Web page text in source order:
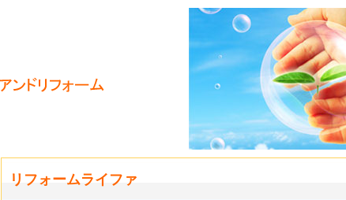
リフォームライファ